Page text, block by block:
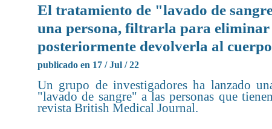
El tratamiento de "lavado de
una persona, filtrarla para
posteriormente devolverla al cuerpo
publicado en 17 / Jul / 22
Un grupo de investigadores ha lanzado
"lavado de sangre" a las personas que
revista British Medical Journal.